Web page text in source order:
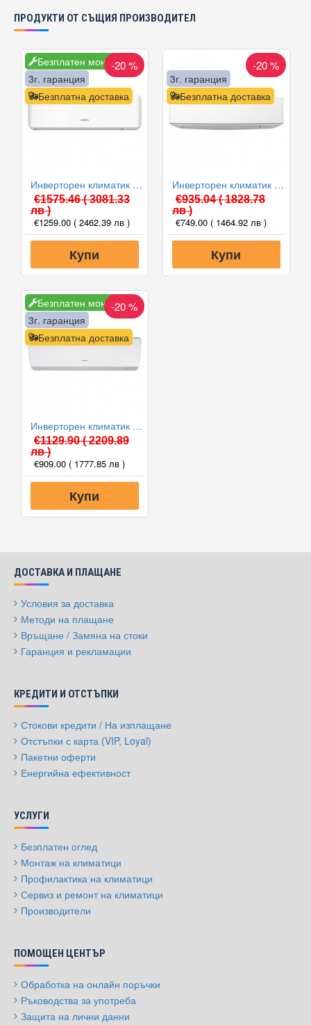
ПРОДУКТИ ОТ СЪЩИЯ ПРОИЗВОДИТЕЛ
Безплатен монтаж
Безплатна доставка
3г. гаранция
-20 %
Инверторен климатик General ASHG12KMCE/AOHG12KMCC, 12000 BTU, Клас A++
€1575.46( 3081.33
лв )
€1259.00 ( 2462.39 лв )
Купи
Безплатна доставка
3г. гаранция
-20 %
Инверторен климатик General ASHG09KETE/AOHG09KETA, 9000 BTU, Клас A++
€935.04( 1828.78
лв )
€749.00 ( 1464.92 лв )
Купи
Безплатен монтаж
Безплатна доставка
3г. гаранция
-20 %
Инверторен климатик General ASHG12LMCA/AOHG12LMCA, 12000 BTU, Клас A++
€1129.90( 2209.89
лв )
€909.00 ( 1777.85 лв )
Купи
ДОСТАВКА И ПЛАЩАНЕ
Условия за доставка
Методи на плащане
Връщане / Замяна на стоки
Гаранция и рекламации
КРЕДИТИ И ОТСТЪПКИ
Стокови кредити / На изплащане
Отстъпки с карта (VIP, Loyal)
Пакетни оферти
Енергийна ефективност
УСЛУГИ
Безплатен оглед
Монтаж на климатици
Профилактика на климатици
Сервиз и ремонт на климатици
Производители
ПОМОЩЕН ЦЕНТЪР
Обработка на онлайн поръчки
Ръководства за употреба
Защита на лични данни